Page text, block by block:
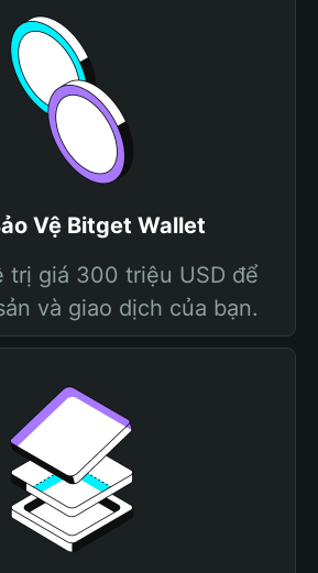
Vệ Bitget Wallet
trị giá 300 triệu USD để
và giao dịch của bạn.